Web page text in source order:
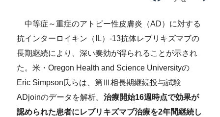
中等症～重症のアトピー性皮膚炎（AD）に対する
抗インターロイキン（IL）-13抗体レブリキズマブの
長期継続により、深い奏効が得られることが示され
た。米・Oregon Health and Science Universityの
Eric Simpson氏らは、第Ⅲ相長期継続投与試験
ADjoinのデータを解析。治療開始16週時点で効果が
認められた患者にレブリキズマブ治療を2年間継続し